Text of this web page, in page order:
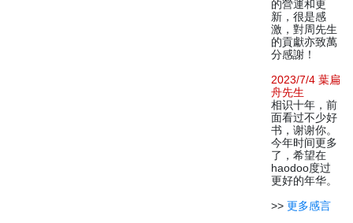
的營運和更
新，很是感
激，對周先生
的貢獻亦致萬
分感謝！
2023/7/4 葉扁
舟先生
相识十年，前
面看过不少好
书，谢谢你。
今年时间更多
了，希望在
haodoo度过
更好的年华。
>> 更多感言